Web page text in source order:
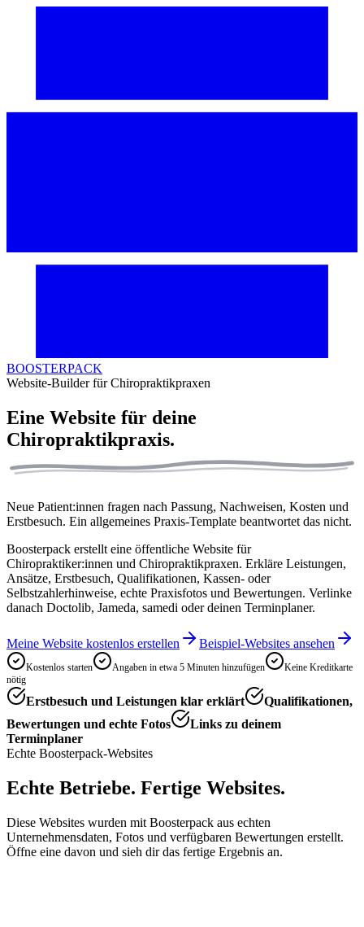
BOOSTERPACK
Website-Builder für Chiropraktikpraxen
Eine Website für deine
Chiropraktikpraxis.
Neue Patient:innen fragen nach Passung, Nachweisen, Kosten und
Erstbesuch. Ein allgemeines Praxis-Template beantwortet das nicht.
Boosterpack erstellt eine öffentliche Website für
Chiropraktiker:innen und Chiropraktikpraxen. Erkläre Leistungen,
Ansätze, Erstbesuch, Qualifikationen, Kassen- oder
Selbstzahlerhinweise, echte Praxisfotos und Bewertungen. Verlinke
danach Doctolib, Jameda, samedi oder deinen Terminplaner.
Meine Website kostenlos erstellen Beispiel-Websites ansehen
Kostenlos starten Angaben in etwa 5 Minuten hinzufügen
Keine Kreditkarte
nötig
Erstbesuch und Leistungen klar erklärt
Qualifikationen,
Bewertungen und echte Fotos
Links zu deinem
Terminplaner
Echte Boosterpack-Websites
Echte Betriebe. Fertige Websites.
Diese Websites wurden mit Boosterpack aus echten
Unternehmensdaten, Fotos und verfügbaren Bewertungen erstellt.
Öffne eine davon und sieh dir das fertige Ergebnis an.